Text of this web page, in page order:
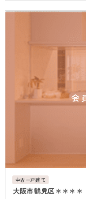
会
中古一戸建て
大阪市鶴見区＊＊＊＊